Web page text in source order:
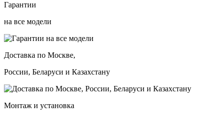
Гарантии
на все модели
Доставка по Москве,
России, Беларуси и Казахстану
Монтаж и установка